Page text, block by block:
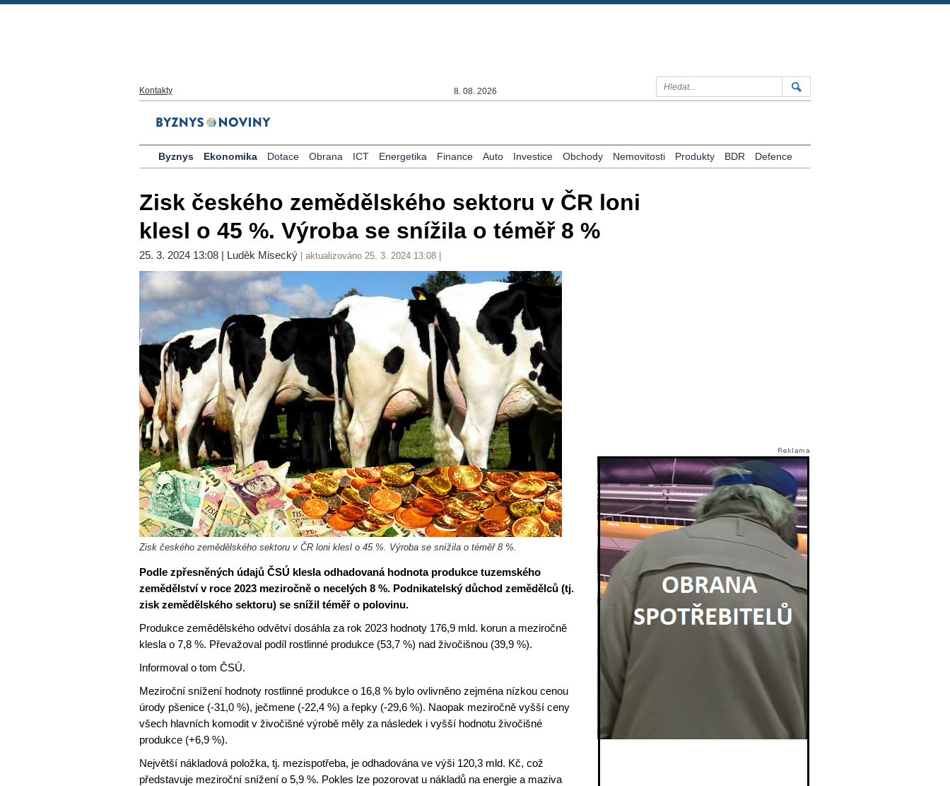
Kontakty 8. 08. 2026
Byznys Ekonomika Dotace Obrana ICT Energetika Finance Auto Investice Obchody Nemovitosti Produkty BDR Defence
Zisk českého zemědělského sektoru v ČR loni
klesl o 45 %. Výroba se snížila o téměř 8 %
25. 3. 2024 13:08 | Luděk Misecký | aktualizováno 25. 3. 2024 13:08 |
Zisk českého zemědělského sektoru v ČR loni klesl o 45 %. Výroba se snížila o téměř 8 %.
Podle zpřesněných údajů ČSÚ klesla odhadovaná hodnota produkce tuzemského
zemědělství v roce 2023 meziročně o necelých 8 %. Podnikatelský důchod zemědělců (tj.
zisk zemědělského sektoru) se snížil téměř o polovinu.
Produkce zemědělského odvětví dosáhla za rok 2023 hodnoty 176,9 mld. korun a meziročně
klesla o 7,8 %. Převažoval podíl rostlinné produkce (53,7 %) nad živočišnou (39,9 %).
Informoval o tom ČSÚ.
Meziroční snížení hodnoty rostlinné produkce o 16,8 % bylo ovlivněno zejména nízkou cenou
úrody pšenice (-31,0 %), ječmene (-22,4 %) a řepky (-29,6 %). Naopak meziročně vyšší ceny
všech hlavních komodit v živočišné výrobě měly za následek i vyšší hodnotu živočišné
produkce (+6,9 %).
Největší nákladová položka, tj. mezispotřeba, je odhadována ve výši 120,3 mld. Kč, což
představuje meziroční snížení o 5,9 %. Pokles lze pozorovat u nákladů na energie a maziva